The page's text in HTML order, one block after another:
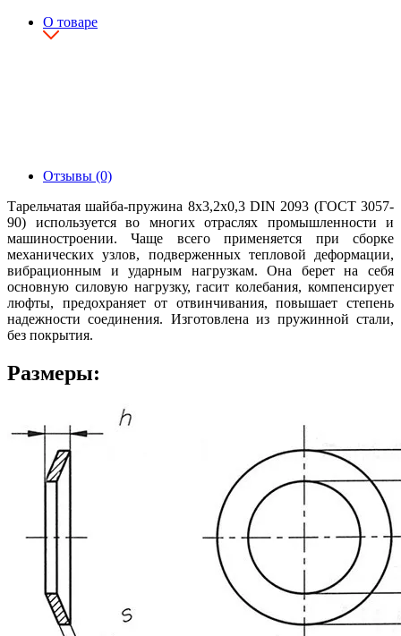
О товаре
Отзывы (0)
Тарельчатая шайба-пружина 8х3,2х0,3 DIN 2093 (ГОСТ 3057-
90) используется во многих отраслях промышленности и
машиностроении. Чаще всего применяется при сборке
механических узлов, подверженных тепловой деформации,
вибрационным и ударным нагрузкам. Она берет на себя
основную силовую нагрузку, гасит колебания, компенсирует
люфты, предохраняет от отвинчивания, повышает степень
надежности соединения. Изготовлена из пружинной стали,
без покрытия.
Размеры: